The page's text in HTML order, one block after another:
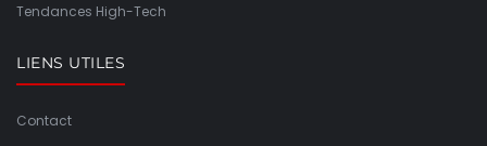
Tendances High-Tech
LIENS UTILES
Contact